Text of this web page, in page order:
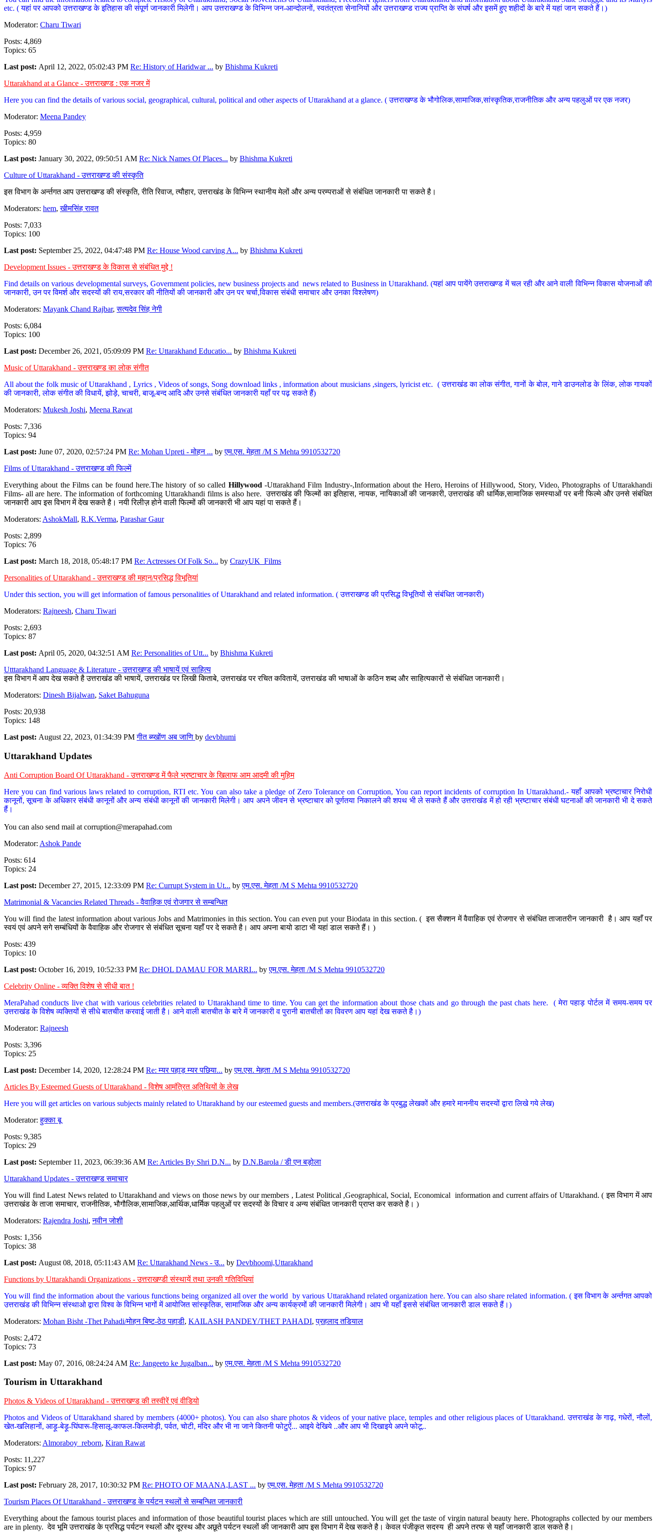
etc. ( यहां पर आपको उत्तराखण्ड के इतिहास की संपूर्ण जानकारी मिलेगी। आप उत्तराखण्ड के विभिन्न जन-आन्दोलनों, स्वतंत्रता सेनानियों और उत्तराखण्ड राज्य प्राप्ति के संघर्ष और इसमें हुए शहीदों के बारे में यहां जान सकते हैं।)
Moderator: Charu Tiwari
Posts: 4,869
Topics: 65
Last post: April 12, 2022, 05:02:43 PM Re: History of Haridwar ... by Bhishma Kukreti
Uttarakhand at a Glance - उत्तराखण्ड : एक नजर में
Here you can find the details of various social, geographical, cultural, political and other aspects of Uttarakhand at a glance. ( उत्तराखण्ड के भौगोलिक,सामाजिक,सांस्कृतिक,राजनीतिक और अन्य पहलुओं पर एक नजर)
Moderator: Meena Pandey
Posts: 4,959
Topics: 80
Last post: January 30, 2022, 09:50:51 AM Re: Nick Names Of Places... by Bhishma Kukreti
Culture of Uttarakhand - उत्तराखण्ड की संस्कृति
इस विभाग के अर्न्तगत आप उत्तराखण्ड की संस्कृति, रीति रिवाज, त्यौहार, उत्तराखंड के विभिन्न स्थानीय मेलों और अन्य परम्पराओं से संबंधित जानकारी पा सकते है।
Moderators: hem,खीमसिंह रावत
Posts: 7,033
Topics: 100
Last post: September 25, 2022, 04:47:48 PM Re: House Wood carving A... by Bhishma Kukreti
Development Issues - उत्तराखण्ड के विकास से संबंधित मुद्दे !
Find details on various developmental surveys, Government policies, new business projects and news related to Business in Uttarakhand. (यहां आप पायेंगे उत्तराखण्ड में चल रही और आने वाली विभिन्न विकास योजनाओं की
जानकारी, उन पर विमर्श और सदस्यों की राय,सरकार की नीतियों की जानकारी और उन पर चर्चा,विकास संबंधी समाचार और उनका विश्लेषण)
Moderators: Mayank Chand Rajbar,सत्यदेव सिंह नेगी
Posts: 6,084
Topics: 100
Last post: December 26, 2021, 05:09:09 PM Re: Uttarakhand Educatio... by Bhishma Kukreti
Music of Uttarakhand - उत्तराखण्ड का लोक संगीत
All about the folk music of Uttarakhand , Lyrics , Videos of songs, Song download links , information about musicians ,singers, lyricist etc. ( उत्तराखंड का लोक संगीत, गानों के बोल, गाने डाउनलोड के लिंक, लोक गायकों
की जानकारी, लोक संगीत की विधायें, झोड़े, चाचरी, बाजू-बन्द आदि और उनसे संबंधित जानकारी यहाँ पर पढ़ सकते हैं)
Moderators: Mukesh Joshi, Meena Rawat
Posts: 7,336
Topics: 94
Last post: June 07, 2020, 02:57:24 PM Re: Mohan Upreti - मोहन ... byएम.एस. मेहता /M S Mehta 9910532720
Films of Uttarakhand - उत्तराखण्ड की फिल्में
Everything about the Films can be found here.The history of so called Hillywood-Uttarakhand Film Industry-,Information about the Hero, Heroins of Hillywood, Story, Video, Photographs of Uttarakhandi
Films- all are here. The information of forthcoming Uttarakhandi films is also here. उत्तराखंड की फिल्मों का इतिहास, नायक, नायिकाओं की जानकारी, उत्तराखंड की धार्मिक,सामाजिक समस्याओं पर बनी फिल्मे और उनसे संबंधित
जानकारी आप इस विभाग में देख सकते है। नयी रिलीज़ होने वाली फिल्मों की जानकारी भी आप यहां पा सकते हैं।
Moderators: AshokMall, R.K.Verma, Parashar Gaur
Posts: 2,899
Topics: 76
Last post: March 18, 2018, 05:48:17 PM Re: Actresses Of Folk So... by CrazyUK_Films
Personalities of Uttarakhand - उत्तराखण्ड की महान/प्रसिद्ध विभूतियां
Under this section, you will get information of famous personalities of Uttarakhand and related information. ( उत्तराखण्ड की प्रसिद्ध विभूतियों से संबंधित जानकारी)
Moderators: Rajneesh, Charu Tiwari
Posts: 2,693
Topics: 87
Last post: April 05, 2020, 04:32:51 AM Re: Personalities of Utt... by Bhishma Kukreti
Utttarakhand Language & Literature - उत्तराखण्ड की भाषायें एवं साहित्य
इस विभाग में आप देख सकते है उत्तराखंड की भाषायें, उत्तराखंड पर लिखी किताबे, उत्तराखंड पर रचित कवितायें, उत्तराखंड की भाषाओं के कठिन शब्द और साहित्यकारों से संबंधित जानकारी।
Moderators: Dinesh Bijalwan, Saket Bahuguna
Posts: 20,938
Topics: 148
Last post: August 22, 2023, 01:34:39 PMगीत ब्य्खोंण अब जाणि by devbhumi
Uttarakhand Updates
Anti Corruption Board Of Uttarakhand - उत्तराखण्ड में फैले भ्रष्टाचार के खिलाफ आम आदमी की मुहिम
Here you can find various laws related to corruption, RTI etc. You can also take a pledge of Zero Tolerance on Corruption, You can report incidents of corruption In Uttarakhand.- यहाँ आपको भ्रष्टाचार निरोधी
कानूनों, सूचना के अधिकार संबंधी कानूनों और अन्य संबंधी कानूनों की जानकारी मिलेगी। आप अपने जीवन से भ्रष्टाचार को पूर्णतया निकालने की शपथ भी ले सकते हैं और उत्तराखंड में हो रही भ्रष्टाचार संबंधी घटनाओं की जानकारी भी दे सकते
हैं।
You can also send mail at corruption@merapahad.com
Moderator: Ashok Pande
Posts: 614
Topics: 24
Last post: December 27, 2015, 12:33:09 PM Re: Currupt System in Ut... byएम.एस. मेहता /M S Mehta 9910532720
Matrimonial & Vacancies Related Threads - वैवाहिक एवं रोजगार से सम्बन्धित
You will find the latest information about various Jobs and Matrimonies in this section. You can even put your Biodata in this section. ( इस सैक्शन में वैवाहिक एवं रोजगार से संबंधित ताजातरीन जानकारी है। आप यहाँ पर
स्वयं एवं अपने सगे सम्बंधियों के वैवाहिक और रोजगार से संबंधित सूचना यहाँ पर दे सकते है। आप अपना बायो डाटा भी यहां डाल सकते हैं। )
Posts: 439
Topics: 10
Last post: October 16, 2019, 10:52:33 PM Re: DHOL DAMAU FOR MARRI... byएम.एस. मेहता /M S Mehta 9910532720
Celebrity Online - व्यक्ति विशेष से सीधी बात !
MeraPahad conducts live chat with various celebrities related to Uttarakhand time to time. You can get the information about those chats and go through the past chats here. ( मेरा पहाड़ पोर्टल में समय-समय पर
उत्तराखंड के विशेष व्यक्तियों से सीधे बातचीत करवाई जाती है। आने वाली बातचीत के बारे में जानकारी व पुरानी बातचीतों का विवरण आप यहां देख सकते है।)
Moderator: Rajneesh
Posts: 3,396
Topics: 25
Last post: December 14, 2020, 12:28:24 PM Re: म्यर पहाड़ म्यर पछिया... byएम.एस. मेहता /M S Mehta 9910532720
Articles By Esteemed Guests of Uttarakhand - विशेष आमंत्रित अतिथियों के लेख
Here you will get articles on various subjects mainly related to Uttarakhand by our esteemed guests and members.(उत्तराखंड के प्रबुद्ध लेखकों और हमारे माननीय सदस्यों द्वारा लिखे गये लेख)
Moderator:हुक्का बू
Posts: 9,385
Topics: 29
Last post: September 11, 2023, 06:39:36 AM Re: Articles By Shri D.N... by D.N.Barola / डी एन बड़ोला
Uttarakhand Updates - उत्तराखण्ड समाचार
You will find Latest News related to Uttarakhand and views on those news by our members , Latest Political ,Geographical, Social, Economical information and current affairs of Uttarakhand. ( इस विभाग में आप
उत्तराखंड के ताजा समाचार, राजनीतिक, भौगौलिक,सामाजिक,आर्थिक,धार्मिक पहलुओं पर सदस्यों के विचार व अन्य संबंधित जानकारी प्राप्त कर सकते है। )
Moderators: Rajendra Joshi,नवीन जोशी
Posts: 1,356
Topics: 38
Last post: August 08, 2018, 05:11:43 AM Re: Uttarakhand News - उ... by Devbhoomi,Uttarakhand
Functions by Uttarakhandi Organizations - उत्तराखण्डी संस्थायें तथा उनकी गतिविधियां
You will find the information about the various functions being organized all over the world by various Uttarakhand related organization here. You can also share related information. ( इस विभाग के अर्न्तगत आपको
उत्तराखंड की विभिन्न संस्थाओ द्वारा विश्व के विभिन्न भागों में आयोजित सांस्कृतिक, सामाजिक और अन्य कार्यक्रमों की जानकारी मिलेगी। आप भी यहाँ इससे संबंधित जानकारी डाल सकते हैं।)
Moderators: Mohan Bisht -Thet Pahadi/मोहन बिष्ट-ठेठ पहाडी, KAILASH PANDEY/THET PAHADI,प्रहलाद तडियाल
Posts: 2,472
Topics: 73
Last post: May 07, 2016, 08:24:24 AM Re: Jangeeto ke Jugalban... byएम.एस. मेहता /M S Mehta 9910532720
Tourism in Uttarakhand
Photos & Videos of Uttarakhand - उत्तराखण्ड की तस्वीरें एवं वीडियो
Photos and Videos of Uttarakhand shared by members (4000+ photos). You can also share photos & videos of your native place, temples and other religious places of Uttarakhand. उत्तराखंड के गाढ़, गधेरों, नौलों,
खेत-खलिहानों, आड़ू-बेड़ू-घिंघारू-हिसालू-काफल-किलमोड़ी, पर्वत, चोटी, मंदिर और भी ना जाने कितनी फोटुऐं... आइये देखिये ..और आप भी दिखाइये अपने फोटू..
Moderators: Almoraboy_reborn, Kiran Rawat
Posts: 11,227
Topics: 97
Last post: February 28, 2017, 10:30:32 PM Re: PHOTO OF MAANA,LAST ... byएम.एस. मेहता /M S Mehta 9910532720
Tourism Places Of Uttarakhand - उत्तराखण्ड के पर्यटन स्थलों से सम्बन्धित जानकारी
Everything about the famous tourist places and information of those beautiful tourist places which are still untouched. You will get the taste of virgin natural beauty here. Photographs collected by our members
are in plenty. देव भूमि उत्तराखंड के प्रसिद्ध पर्यटन स्थलों और दूरस्थ और अछूते पर्यटन स्थलों की जानकारी आप इस विभाग में देख सकते है। केवल पंजीकृत सदस्य ही अपने तरफ से यहाँ जानकारी डाल सकते है।